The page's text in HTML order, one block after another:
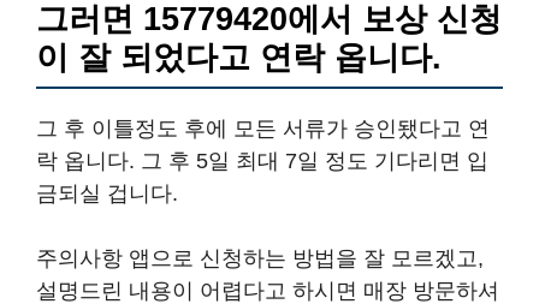
그러면 15779420에서 보상 신청
이 잘 되었다고 연락 옵니다.
그 후 이틀정도 후에 모든 서류가 승인됐다고 연
락 옵니다. 그 후 5일 최대 7일 정도 기다리면 입
금되실 겁니다.
주의사항 앱으로 신청하는 방법을 잘 모르겠고,
설명드린 내용이 어렵다고 하시면 매장 방문하셔